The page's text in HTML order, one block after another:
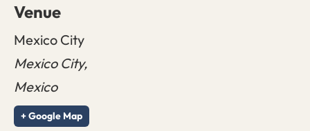
Venue
Mexico City
Mexico City,
Mexico
+ Google Map